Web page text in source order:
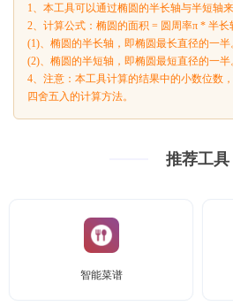
1、本工具可以通过椭圆的半长轴与半短轴
2、计算公式：椭圆的面积 = 圆周率π * 半长
(1)、椭圆的半长轴，即椭圆最长直径的一半
(2)、椭圆的半短轴，即椭圆最短直径的一半
4、注意：本工具计算的结果中的小数位数
四舍五入的计算方法。
推荐工具
智能菜谱